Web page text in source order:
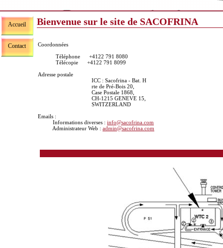
Accueil
Contact
Bienvenue sur le site de SACOFRINA
Coordonnées
Téléphone +4122 791 8080
Télécopie +4122 791 8099
Adresse postale
ICC : Sacofrina - Bat. H
rte de Pré-Bois 20,
Case Postale 1868,
CH-1215 GENEVE 15,
SWITZERLAND
Emails :
Informations diverses : info@sacofrina.com
Administrateur Web : admin@sacofrina.com